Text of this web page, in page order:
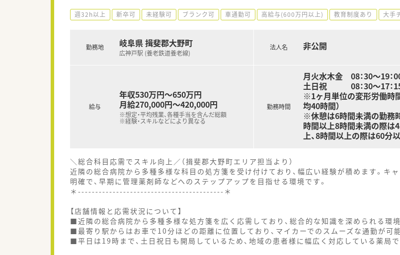
週32h以上 新卒可 未経験可 ブランク可 車通勤可 高給与(600万円以上) 教育制度あり 大手
勤務地 岐阜県 揖斐郡大野町
広神戸駅 (養老鉄道養老線)
給与
年収530万円～650万円
月給270,000円～420,000円
※想定・平均残業、各種手当を含んだ総額
※経験・スキルなどにより異なる
法人名 非公開
勤務時間
月火水木金 08：30～19：
土日祝 08：30～17：
※1ヶ月単位の変形労働時
均40時間）
※休憩は6時間未満の勤務
時間以上8時間未満の際は
上、8時間以上の際は60分
＼総合科目応需でスキル向上／（揖斐郡大野町エリア担当より）
近隣の総合病院から多種多様な科目の処方箋を受け付けており、幅広い経験が積めます。キ
明確で、早期に管理薬剤師などへのステップアップを目指せる環境です。
＊------------------------------------------＊
【店舗情報と応需状況について】
■近隣の総合病院から多種多様な処方箋を広く応需しており、総合的な知識を深められる環境
■最寄り駅からはお車で10分ほどの距離に位置しており、マイカーでのスムーズな通勤が可能
■平日は19時まで、土日祝日も開局しているため、地域の患者様に幅広く対応している薬局で